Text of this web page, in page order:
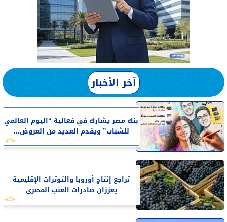
آخر الأخبار
بنك مصر يشارك في فعالية “اليوم العالمي
للشباب” ويقدم العديد من العروض...
تراجع إنتاج أوروبا والتوترات الإقليمية
يعززان صادرات العنب المصرى